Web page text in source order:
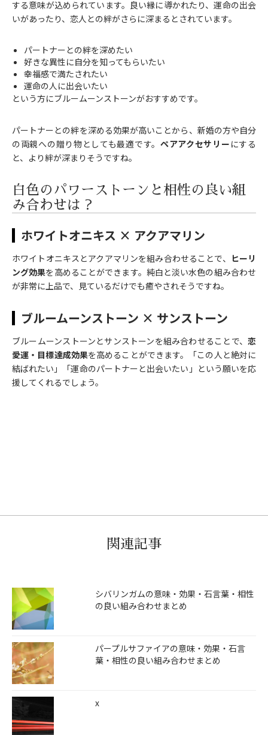
する意味が込められています。良い縁に導かれたり、運命の出会
いがあったり、恋人との絆がさらに深まるとされています。
パートナーとの絆を深めたい
好きな異性に自分を知ってもらいたい
幸福感で満たされたい
運命の人に出会いたい
という方にブルームーンストーンがおすすめです。
パートナーとの絆を深める効果が高いことから、新婚の方や自分
の両親への贈り物としても最適です。 ペアアクセサリー にする
と、より絆が深まりそうですね。
白色のパワーストーンと相性の良い組
み合わせは？
ホワイトオニキス × アクアマリン
ホワイトオニキスとアクアマリンを組み合わせることで、 ヒーリ
ング効果を高めることができます。純白と淡い水色の組み合わせ
が非常に上品で、見ているだけでも癒やされそうですね。
ブルームーンストーン × サンストーン
ブルームーンストーンとサンストーンを組み合わせることで、 恋
愛運・目標達成効果を高めることができます。「この人と絶対に
結ばれたい」「運命のパートナーと出会いたい」という願いを応
援してくれるでしょう。
関連記事
シバリンガムの意味・効果・石言葉・相性
の良い組み合わせまとめ
パープルサファイアの意味・効果・石言
葉・相性の良い組み合わせまとめ
x